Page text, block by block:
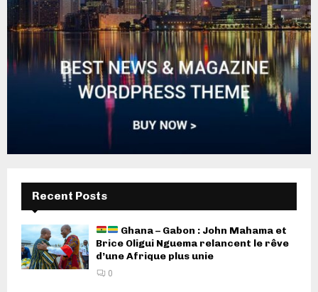
Recent Posts
Ghana – Gabon : John Mahama et
Brice Oligui Nguema relancent le rêve
d’une Afrique plus unie
0